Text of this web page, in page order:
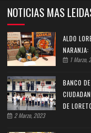
NOTICIAS MAS
ALDO
1 Marzo,
BANCO
DE
2 Marzo, 2023